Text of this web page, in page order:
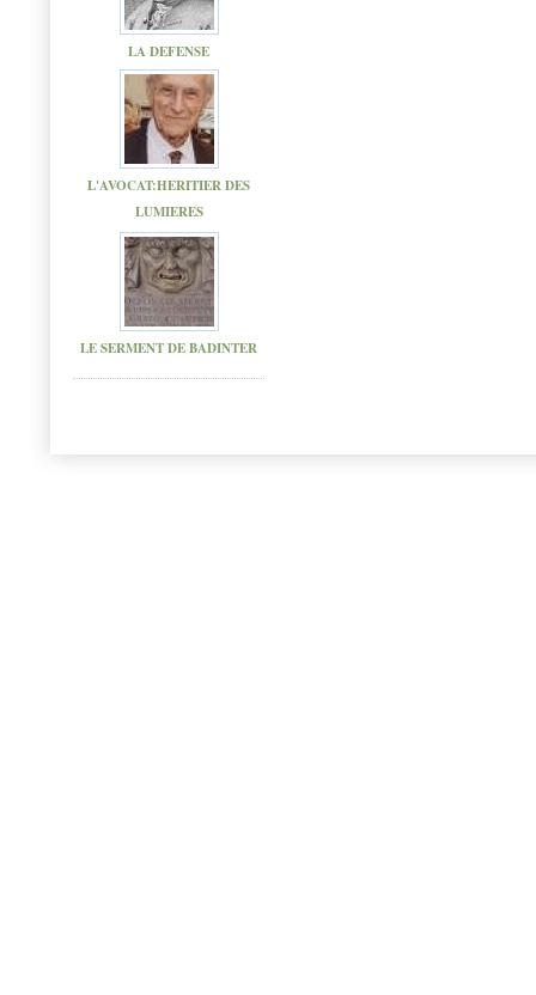
LA DEFENSE
L'AVOCAT:HERITIER DES
LUMIERES
LE SERMENT DE BADINTER